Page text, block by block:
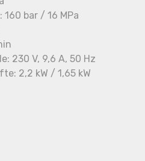
bar / 16 MPa
230 V, 9,6 A, 50 Hz
2,2 kW / 1,65 kW